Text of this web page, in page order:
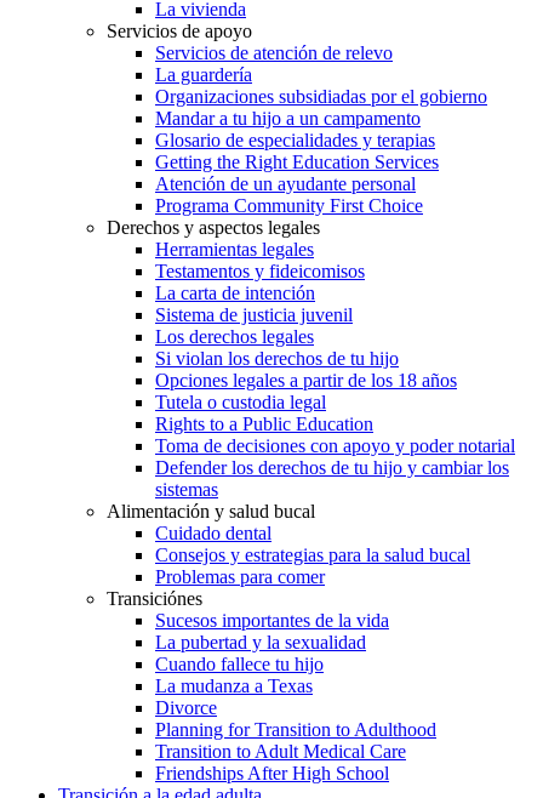
La vivienda
Servicios de apoyo
Servicios de atención de relevo
La guardería
Organizaciones subsidiadas por el gobierno
Mandar a tu hijo a un campamento
Glosario de especialidades y terapias
Getting the Right Education Services
Atención de un ayudante personal
Programa Community First Choice
Derechos y aspectos legales
Herramientas legales
Testamentos y fideicomisos
La carta de intención
Sistema de justicia juvenil
Los derechos legales
Si violan los derechos de tu hijo
Opciones legales a partir de los 18 años
Tutela o custodia legal
Rights to a Public Education
Toma de decisiones con apoyo y poder notarial
Defender los derechos de tu hijo y cambiar los
sistemas
Alimentación y salud bucal
Cuidado dental
Consejos y estrategias para la salud bucal
Problemas para comer
Transiciónes
Sucesos importantes de la vida
La pubertad y la sexualidad
Cuando fallece tu hijo
La mudanza a Texas
Divorce
Planning for Transition to Adulthood
Transition to Adult Medical Care
Friendships After High School